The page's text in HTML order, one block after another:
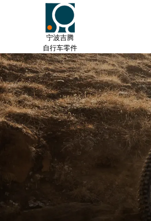
宁波吉腾
自行车零件